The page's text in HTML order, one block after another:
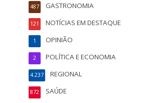
GASTRONOMIA
487
NOTÍCIAS EM DESTAQUE
121
OPINIÃO
1
POLÍTICA E ECONOMIA
2
REGIONAL
4.237
SAÚDE
872